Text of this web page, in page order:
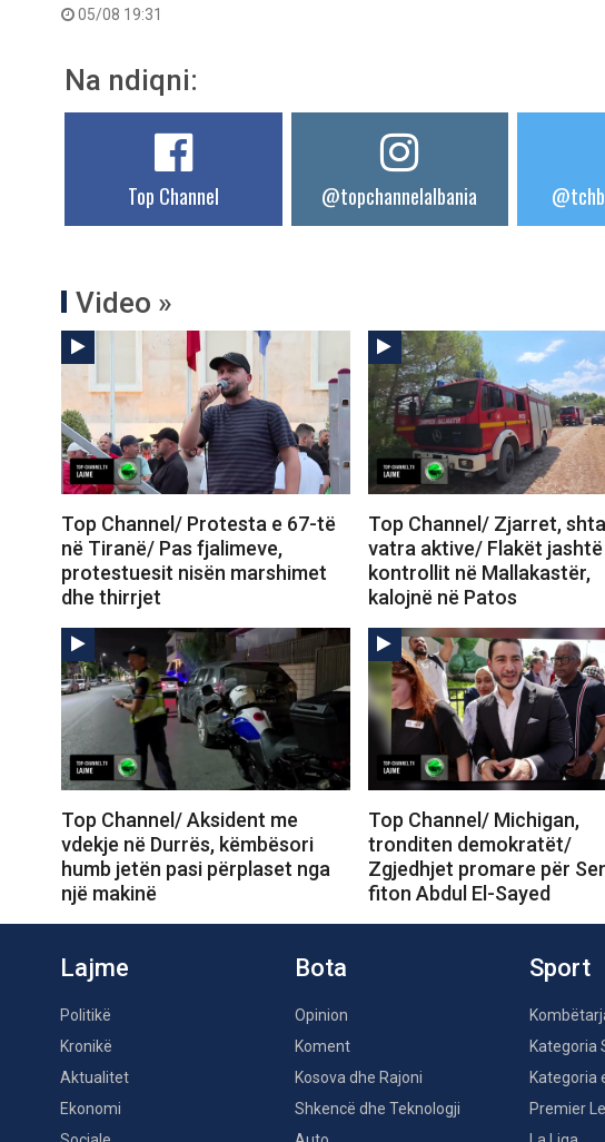
05/08 19:31
Na ndiqni:
Top Channel @topchannelalbania
Video »
Top Channel/ Protesta e 67-të
në Tiranë/ Pas fjalimeve,
protestuesit nisën marshimet
dhe thirrjet
Top Channel/ Zjarret,
vatra aktive/ Flakët jashtë
kontrollit në Mallakastër,
kalojnë në Patos
Top Channel/ Aksident me
vdekje në Durrës, këmbësori
humb jetën pasi përplaset nga
një makinë
Top Channel/ Michigan,
tronditen demokratët/
Zgjedhjet promare për
fiton Abdul El-Sayed
Lajme
Politikë
Kronikë
Aktualitet
Ekonomi
Bota
Opinion
Koment
Kosova dhe Rajoni
Shkencë dhe Teknologji
Sport
Kategoria
Kategoria
Premier